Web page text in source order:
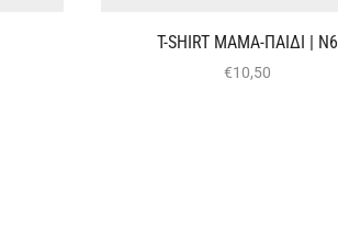
T-SHIRT ΜΑΜΑ-ΠΑΙΔΙ | Ν6
€10,50